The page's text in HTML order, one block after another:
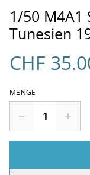
1/50 M4A1
Tunesien
CHF
MENGE